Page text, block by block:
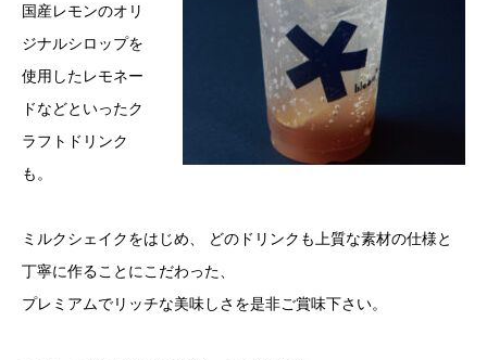
国産レモンのオリ
ジナルシロップを
使用したレモネー
ドなどといったク
ラフトドリンク
も。
ミルクシェイクをはじめ、 どのドリンクも上質な素材の仕様と
丁寧に作ることにこだわった、
プレミアムでリッチな美味しさを是非ご賞味下さい。